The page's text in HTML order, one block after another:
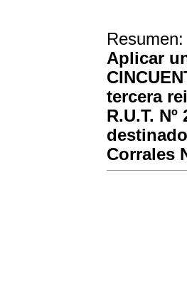
Resumen:
Aplicar
tercera
R.U.T.
Corrales